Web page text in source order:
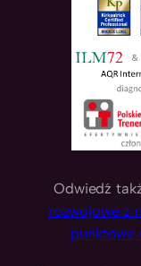
Odwiedź
rozwojowe z
punktowe